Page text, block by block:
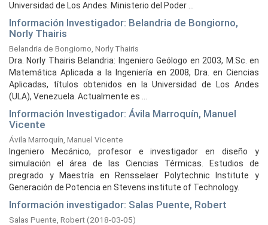
Universidad de Los Andes. Ministerio del Poder ...
Información Investigador: Belandria de Bongiorno,
Norly Thairis
Belandria de Bongiorno, Norly Thairis
Dra. Norly Thairis Belandria: Ingeniero Geólogo en 2003, M.Sc. en
Matemática Aplicada a la Ingeniería en 2008, Dra. en Ciencias
Aplicadas, títulos obtenidos en la Universidad de Los Andes
(ULA), Venezuela. Actualmente es ...
Información Investigador: Ávila Marroquín, Manuel
Vicente
Ávila Marroquín, Manuel Vicente
Ingeniero Mecánico, profesor e investigador en diseño y
simulación el área de las Ciencias Térmicas. Estudios de
pregrado y Maestría en Rensselaer Polytechnic Institute y
Generación de Potencia en Stevens institute of Technology.
Información investigador: Salas Puente, Robert
Salas Puente, Robert(2018-03-05)